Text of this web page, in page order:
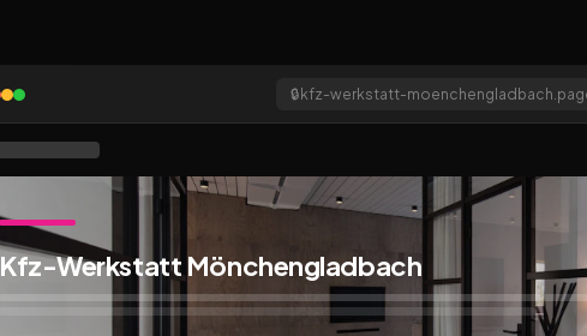
🔒 kfz-werkstatt-
Kfz-Werkstatt Mönchengladbach